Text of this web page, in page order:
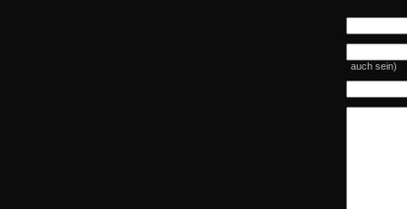
auch sein)